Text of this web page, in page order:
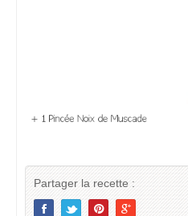
Partager la recette :